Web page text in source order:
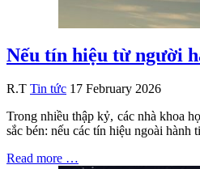
Nếu tín hiệu từ người
R.T Tin tức 17 February 2026
Trong nhiều thập kỷ, các nhà khoa
sắc bén: nếu các tín hiệu ngoài
Read more …